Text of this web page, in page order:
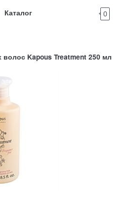
Каталог 0
Kapous Treatment 250 мл